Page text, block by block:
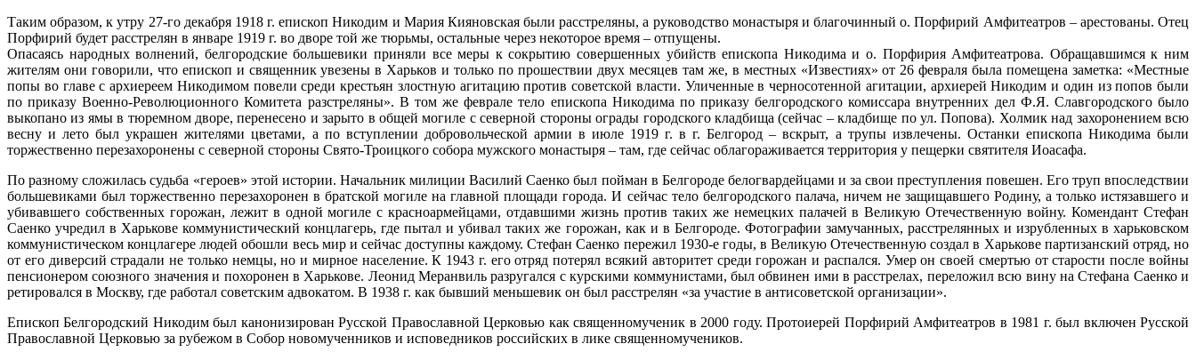
Таким образом, к утру 27-го декабря 1918 г. епископ Никодим и Мария Кияновская были расстреляны, а руководство монастыря и благочинный о. Порфирий Амфитеатров – арестованы. Отец
Порфирий будет расстрелян в январе 1919 г. во дворе той же тюрьмы, остальные через некоторое время – отпущены.
Опасаясь народных волнений, белгородские большевики приняли все меры к сокрытию совершенных убийств епископа Никодима и о. Порфирия Амфитеатрова. Обращавшимся к ним
жителям они говорили, что епископ и священник увезены в Харьков и только по прошествии двух месяцев там же, в местных «Известиях» от 26 февраля была помещена заметка: «Местные
попы во главе с архиереем Никодимом повели среди крестьян злостную агитацию против советской власти. Уличенные в черносотенной агитации, архиерей Никодим и один из попов были
по приказу Военно-Революционного Комитета разстреляны». В том же феврале тело епископа Никодима по приказу белгородского комиссара внутренних дел Ф.Я. Славгородского было
выкопано из ямы в тюремном дворе, перенесено и зарыто в общей могиле с северной стороны ограды городского кладбища (сейчас – кладбище по ул. Попова). Холмик над захоронением всю
весну и лето был украшен жителями цветами, а по вступлении добровольческой армии в июле 1919 г. в г. Белгород – вскрыт, а трупы извлечены. Останки епископа Никодима были
торжественно перезахоронены с северной стороны Свято-Троицкого собора мужского монастыря – там, где сейчас облагораживается территория у пещерки святителя Иоасафа.
По разному сложилась судьба «героев» этой истории. Начальник милиции Василий Саенко был пойман в Белгороде белогвардейцами и за свои преступления повешен. Его труп впоследствии
большевиками был торжественно перезахоронен в братской могиле на главной площади города. И сейчас тело белгородского палача, ничем не защищавшего Родину, а только истязавшего и
убивавшего собственных горожан, лежит в одной могиле с красноармейцами, отдавшими жизнь против таких же немецких палачей в Великую Отечественную войну. Комендант Стефан
Саенко учредил в Харькове коммунистический концлагерь, где пытал и убивал таких же горожан, как и в Белгороде. Фотографии замучанных, расстрелянных и изрубленных в харьковском
коммунистическом концлагере людей обошли весь мир и сейчас доступны каждому. Стефан Саенко пережил 1930-е годы, в Великую Отечественную создал в Харькове партизанский отряд, но
от его диверсий страдали не только немцы, но и мирное население. К 1943 г. его отряд потерял всякий авторитет среди горожан и распался. Умер он своей смертью от старости после войны
пенсионером союзного значения и похоронен в Харькове. Леонид Меранвиль разругался с курскими коммунистами, был обвинен ими в расстрелах, переложил всю вину на Стефана Саенко и
ретировался в Москву, где работал советским адвокатом. В 1938 г. как бывший меньшевик он был расстрелян «за участие в антисоветской организации».
Епископ Белгородский Никодим был канонизирован Русской Православной Церковью как священномученик в 2000 году. Протоиерей Порфирий Амфитеатров в 1981 г. был включен Русской
Православной Церковью за рубежом в Собор новомученников и исповедников российских в лике священномучеников.